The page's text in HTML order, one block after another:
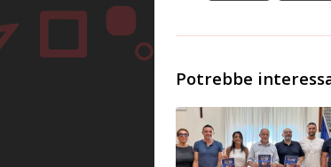
Potrebbe